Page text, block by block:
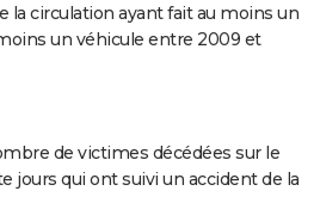
la circulation ayant fait au moins un
un véhicule entre 2009 et
de victimes décédées sur le
jours qui ont suivi un accident de la